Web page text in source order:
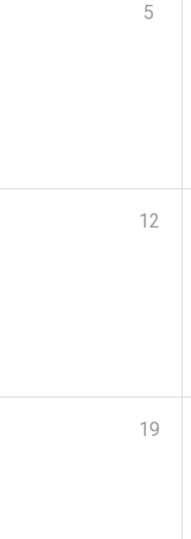
5
12
19